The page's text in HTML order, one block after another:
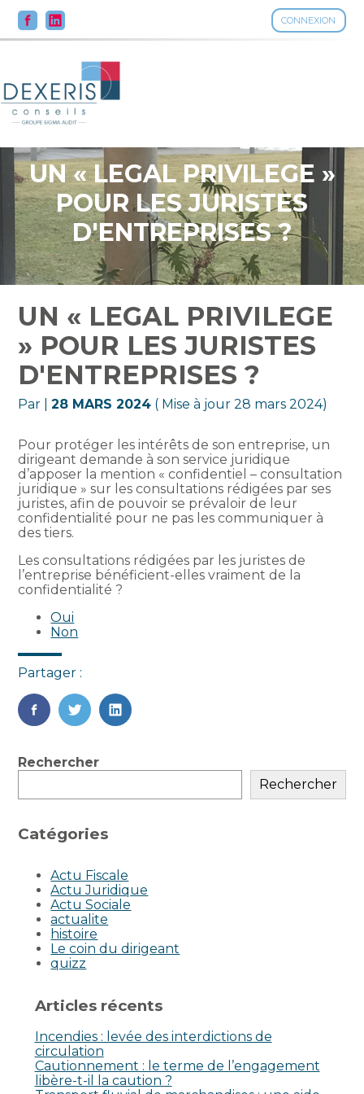
CONNEXION
Aller
au
contenu
UN « LEGAL PRIVILEGE »
POUR LES JURISTES
D'ENTREPRISES ?
UN « LEGAL PRIVILEGE
» POUR LES JURISTES
D'ENTREPRISES ?
Par |28 MARS 2024 ( Mise à jour 28 mars 2024)
Pour protéger les intérêts de son entreprise, un
dirigeant demande à son service juridique
d’apposer la mention « confidentiel – consultation
juridique » sur les consultations rédigées par ses
juristes, afin de pouvoir se prévaloir de leur
confidentialité pour ne pas les communiquer à
des tiers.
Les consultations rédigées par les juristes de
l’entreprise bénéficient-elles vraiment de la
confidentialité ?
Oui
Non
Partager :
FaceBook
TwitterLinkedIn
Blog
Rechercher
Rechercher
Catégories
Actu Fiscale
Actu Juridique
Actu Sociale
actualite
histoire
Le coin du dirigeant
quizz
Articles récents
Incendies : levée des interdictions de
circulation
Cautionnement : le terme de l’engagement
libère-t-il la caution ?